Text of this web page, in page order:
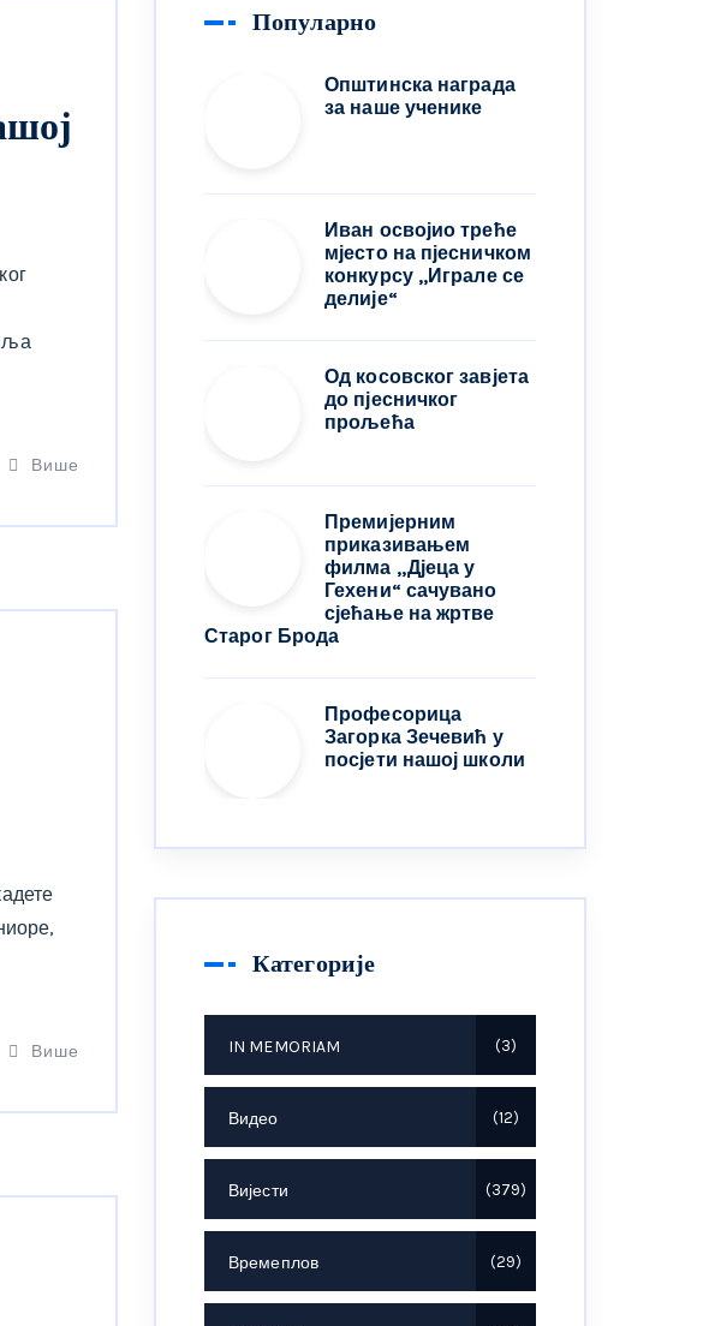
Више
Више
Популарно
Општинска награда
за наше ученике
Иван освојио треће
мјесто на пјесничком
конкурсу ,,Играле се
делије“
Од косовског завјета
до пјесничког
прољећа
Премијерним
приказивањем
филма „Дјеца у
Гехени“ сачувано
сјећање на жртве
Старог Брода
Професорица
Загорка Зечевић у
посјети нашој школи
Категорије
IN MEMORIAM 3
Видео 12
Вијести 379
Времеплов 29